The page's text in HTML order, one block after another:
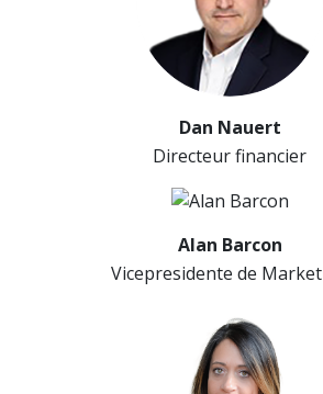
Dan Nauert
Directeur financier
Alan Barcon
Vicepresidente de